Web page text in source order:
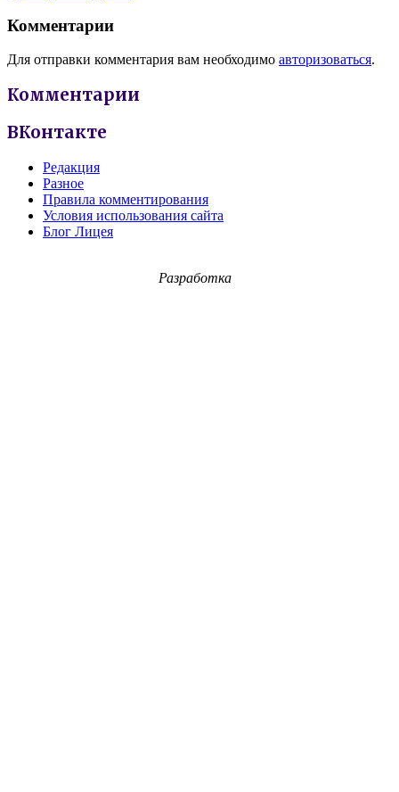
Комментарии
Для отправки комментария вам необходимо авторизоваться.
Комментарии
ВКонтакте
Редакция
Разное
Правила комментирования
Условия использования сайта
Блог Лицея
Разработка